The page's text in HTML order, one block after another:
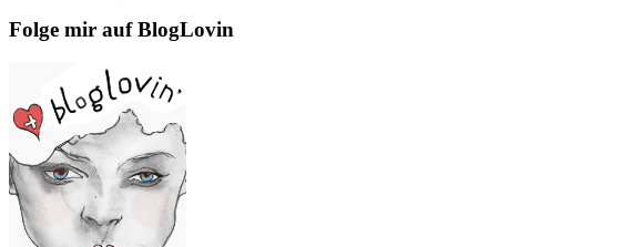
Folge mir auf BlogLovin